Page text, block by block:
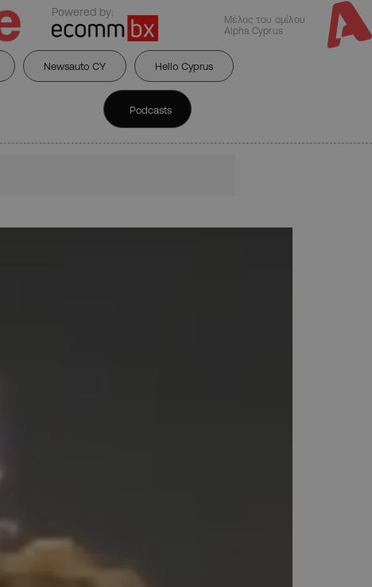
Powered by:
Μέλος του ομίλου
Alpha Cyprus
Newsauto CY Hello Cyprus
Podcasts